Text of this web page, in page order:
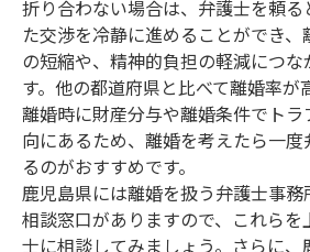
折り合わない場合は、弁護士を頼
た交渉を冷静に進めることができ
の短縮や、精神的負担の軽減につ
す。他の都道府県と比べて離婚率が
離婚時に財産分与や離婚条件でト
向にあるため、離婚を考えたら一
るのがおすすめです。
鹿児島県には離婚を扱う弁護士事
相談窓口がありますので、これら
士に相談してみましょう。さらに、